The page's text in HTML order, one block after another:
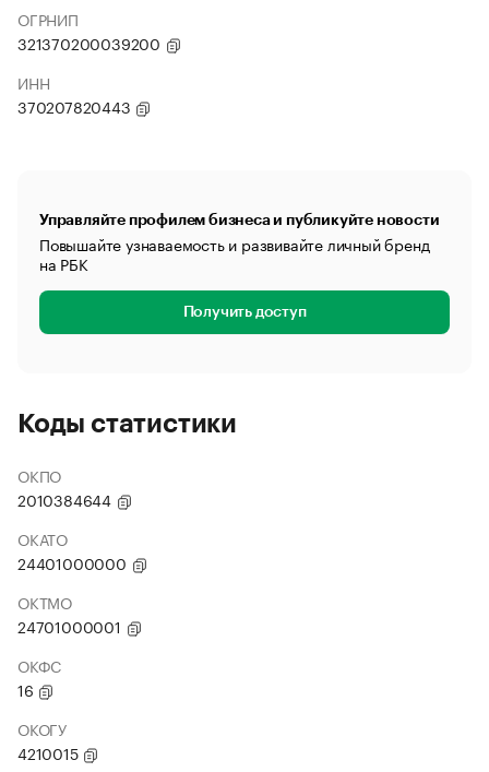
ОГРНИП
321370200039200
ИНН
370207820443
Управляйте профилем бизнеса и публикуйте новости
Повышайте узнаваемость и развивайте личный бренд
на РБК
Получить доступ
Коды статистики
ОКПО
2010384644
ОКАТО
24401000000
ОКТМО
24701000001
ОКФС
16
ОКОГУ
4210015